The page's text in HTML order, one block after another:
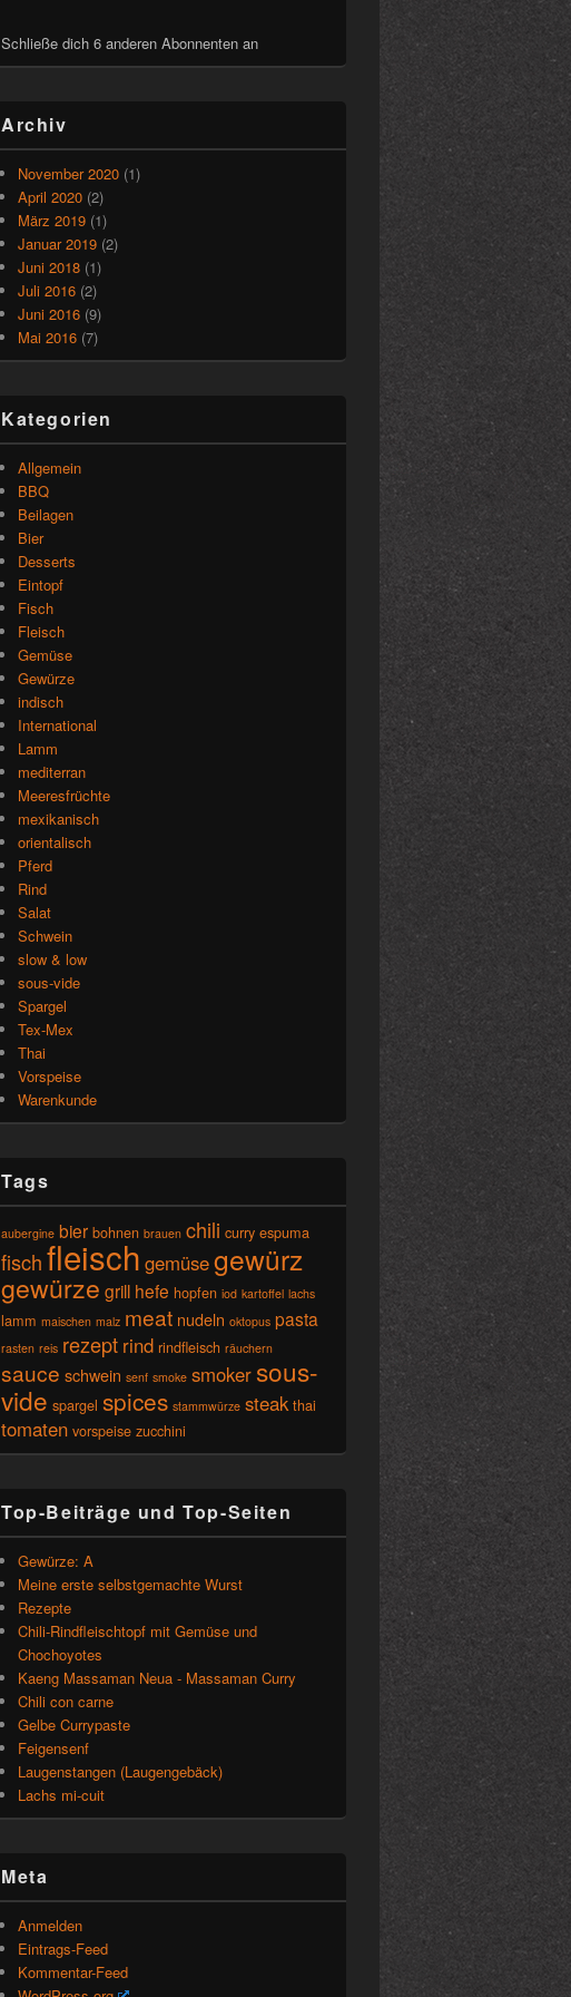
Schließe dich 6 anderen Abonnenten an
Archiv
November 2020 (1)
April 2020 (2)
März 2019 (1)
Januar 2019 (2)
Juni 2018 (1)
Juli 2016 (2)
Juni 2016 (9)
Mai 2016 (7)
Kategorien
Allgemein
BBQ
Beilagen
Bier
Desserts
Eintopf
Fisch
Fleisch
Gemüse
Gewürze
indisch
International
Lamm
mediterran
Meeresfrüchte
mexikanisch
orientalisch
Pferd
Rind
Salat
Schwein
slow & low
sous-vide
Spargel
Tex-Mex
Thai
Vorspeise
Warenkunde
Tags
aubergine bier bohnen brauen chili curry espuma
fischfleisch gemüsegewürz
gewürze grill hefe hopfen iod kartoffel lachs
lamm maischen malz meat nudeln oktopus pasta
rasten reis rezept rind rindfleisch räuchern
sauce schwein senf smoke smokersous-
vide spargel spices stammwürze steak thai
tomaten vorspeise zucchini
Top-Beiträge und Top-Seiten
Gewürze: A
Meine erste selbstgemachte Wurst
Rezepte
Chili-Rindfleischtopf mit Gemüse und
Chochoyotes
Kaeng Massaman Neua - Massaman Curry
Chili con carne
Gelbe Currypaste
Feigensenf
Laugenstangen (Laugengebäck)
Lachs mi-cuit
Meta
Anmelden
Eintrags-Feed
Kommentar-Feed